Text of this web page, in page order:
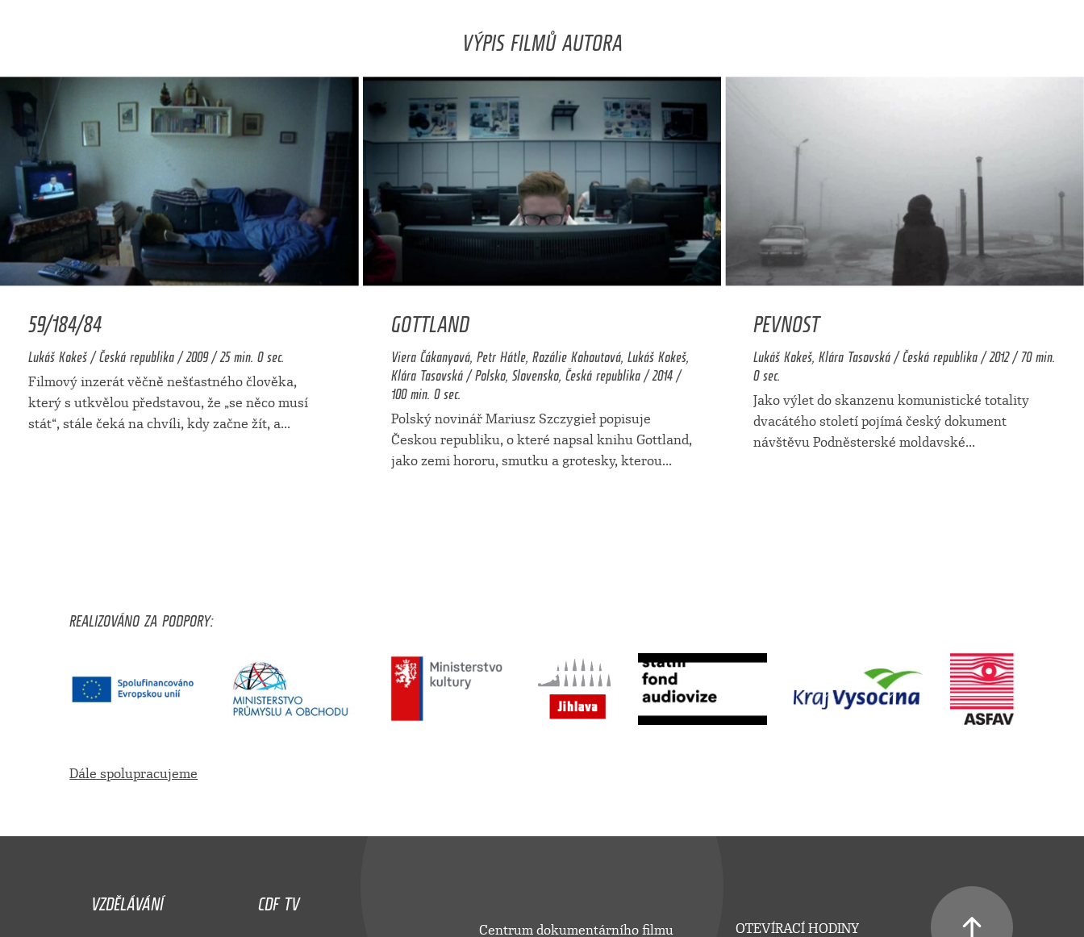
VÝPIS FILMŮ AUTORA
59/184/84
Lukáš Kokeš / Česká republika / 2009 / 25 min. 0 sec.
Filmový inzerát věčně nešťastného člověka,
který s utkvělou představou, že „se něco musí
stát“, stále čeká na chvíli, kdy začne žít, a...
GOTTLAND
Viera Čákanyová, Petr Hátle, Rozálie Kohoutová, Lukáš Kokeš,
Klára Tasovská / Polsko, Slovensko, Česká republika / 2014 /
100 min. 0 sec.
Polský novinář Mariusz Szczygieł popisuje
Českou republiku, o které napsal knihu Gottland,
jako zemi hororu, smutku a grotesky, kterou...
PEVNOST
Lukáš Kokeš, Klára Tasovská / Česká republika / 2012 / 70 min.
0 sec.
Jako výlet do skanzenu komunistické totality
dvacátého století pojímá český dokument
návštěvu Podněsterské moldavské...
REALIZOVÁNO ZA PODPORY:
Dále spolupracujeme
VZDĚLÁVÁNÍ
CDF TV
Centrum dokumentárního filmu OTEVÍRACÍ HODINY